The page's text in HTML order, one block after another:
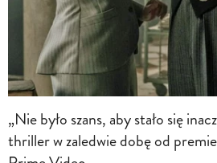
„Nie było szans, aby stało się
thriller w zaledwie dobę od